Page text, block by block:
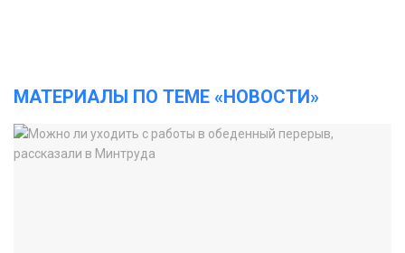
МАТЕРИАЛЫ ПО ТЕМЕ «НОВОСТИ»